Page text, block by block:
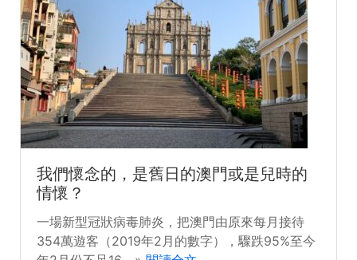
我們懷念的，是舊日的澳門或是兒時的
情懷？
一場新型冠狀病毒肺炎，把澳門由原來每月接待
354萬遊客（2019年2月的數字），驟跌95%至今